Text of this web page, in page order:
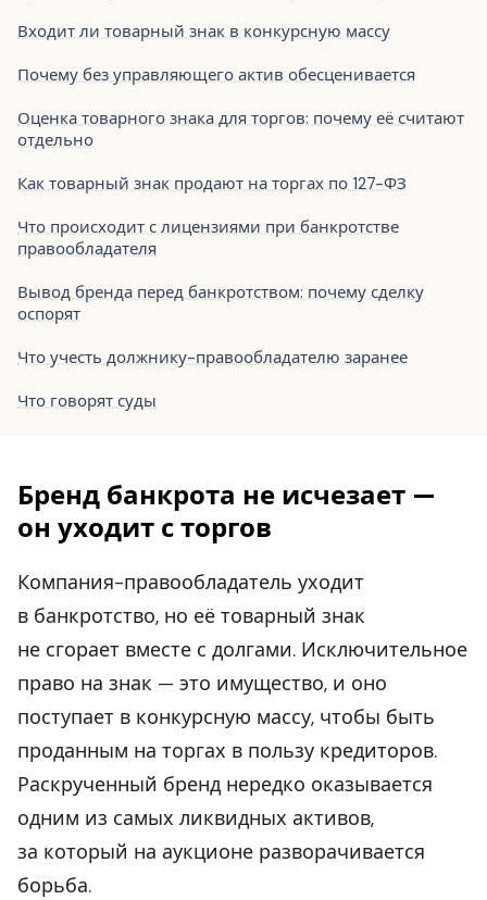
Входит ли товарный знак в конкурсную массу
Почему без управляющего актив обесценивается
Оценка товарного знака для торгов: почему её считают
отдельно
Как товарный знак продают на торгах по 127-ФЗ
Что происходит с лицензиями при банкротстве
правообладателя
Вывод бренда перед банкротством: почему сделку
оспорят
Что учесть должнику-правообладателю заранее
Что говорят суды
Бренд банкрота не исчезает —
он уходит с торгов
Компания-правообладатель уходит
в банкротство, но её товарный знак
не сгорает вместе с долгами. Исключительное
право на знак — это имущество, и оно
поступает в конкурсную массу, чтобы быть
проданным на торгах в пользу кредиторов.
Раскрученный бренд нередко оказывается
одним из самых ликвидных активов,
за который на аукционе разворачивается
борьба.